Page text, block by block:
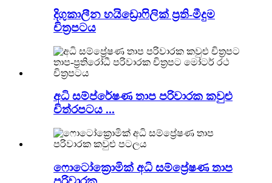
දිගුකාලීන හයිඩ්‍රොෆිලික් ප්‍රති-මීදුම
චිත්‍රපටය
අධි සම්ප්රේෂණ තාප පරිවාරක කවුළු
චිත්රපටය ...
ෆොටෝක්‍රොමික් අධි සම්ප්‍රේෂණ තාප